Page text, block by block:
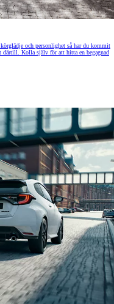
och personlighet så har du kommit
därtill. Kolla själv för att hitta en begagnad